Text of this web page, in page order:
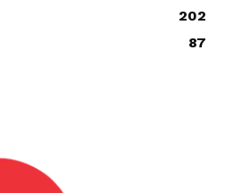
202
87